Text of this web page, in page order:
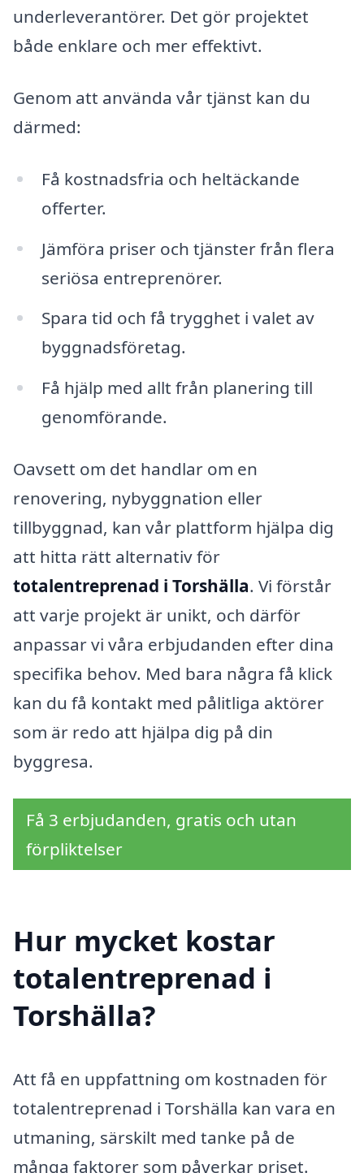
underleverantörer. Det gör projektet
både enklare och mer effektivt.
Genom att använda vår tjänst kan du
därmed:
Få kostnadsfria och heltäckande
offerter.
Jämföra priser och tjänster från flera
seriösa entreprenörer.
Spara tid och få trygghet i valet av
byggnadsföretag.
Få hjälp med allt från planering till
genomförande.
Oavsett om det handlar om en
renovering, nybyggnation eller
tillbyggnad, kan vår plattform hjälpa dig
att hitta rätt alternativ för
totalentreprenad i Torshälla. Vi förstår
att varje projekt är unikt, och därför
anpassar vi våra erbjudanden efter dina
specifika behov. Med bara några få klick
kan du få kontakt med pålitliga aktörer
som är redo att hjälpa dig på din
byggresa.
Få 3 erbjudanden, gratis och utan
förpliktelser
Hur mycket kostar
totalentreprenad i
Torshälla?
Att få en uppfattning om kostnaden för
totalentreprenad i Torshälla kan vara en
utmaning, särskilt med tanke på de
många faktorer som påverkar priset.